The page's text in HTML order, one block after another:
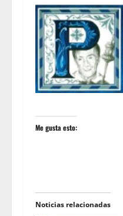
Me gusta esto:
Noticias relacionadas